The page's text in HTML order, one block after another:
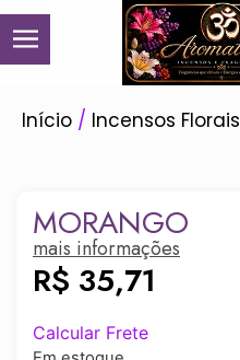
Início / Incensos Florais
MORANGO
mais informações
R$ 35,71
Calcular Frete